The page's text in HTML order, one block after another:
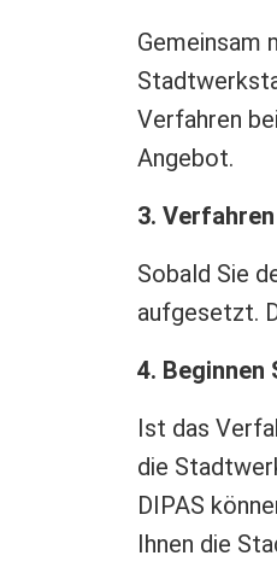
Gemeinsam
Verfahren
Angebot.
3.
Sobald Sie
aufgesetzt.
4. Beginnen
Ist das
die
DIPAS
Ihnen die